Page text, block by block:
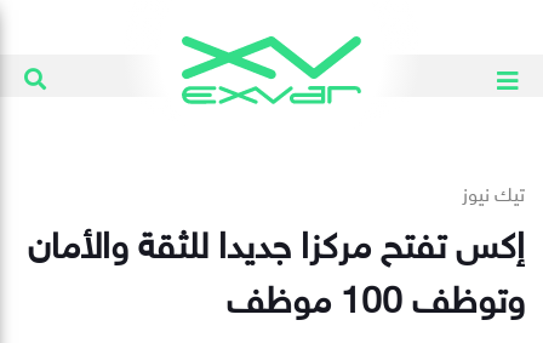
تيك نيوز
إكس تفتح مركزا جديدا للثقة والأمان
وتوظف 100 موظف